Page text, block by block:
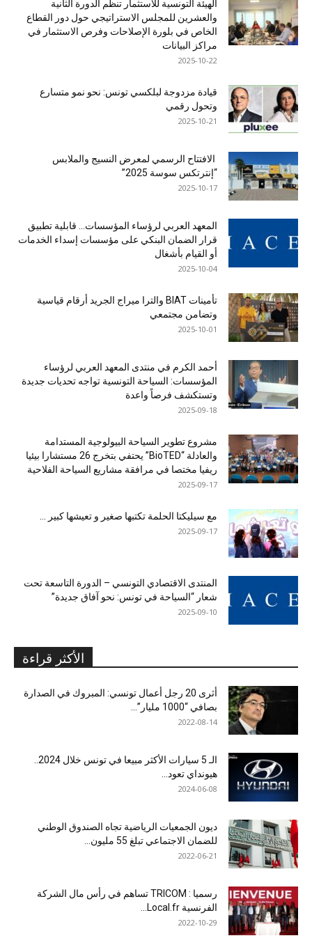
الهيئة التونسية للاستثمار تنظم الدورة الثانية
والعشرين للمجلس الاستراتيجي حول دور القطاع
الخاص في بلورة الإصلاحات وفرص الاستثمار في
مراكز البيانات
2025-10-22
قيادة مزدوجة لبلكسي تونس: نحو نمو متسارع
وتحول رقمي
2025-10-21
الافتتاح الرسمي لمعرض النسيج والملابس
“إنترتكس سوسة 2025”
2025-10-17
المعهد العربي لرؤساء المؤسسات… قابلية تطبيق
قرار الضمان البنكي على مؤسسات إسداء الخدمات
أو القيام بأشغال
2025-10-04
تأمينات BIAT والترا ميراج الجريد أرقام قياسية
وتضامن مجتمعي
2025-10-01
أحمد الكرم في منتدى المعهد العربي لرؤساء
المؤسسات: السياحة التونسية تواجه تحديات جديدة
وتستكشف فرصاً واعدة
2025-09-18
مشروع تطوير السياحة البيولوجية المستدامة
والعادلة “BioTED” يحتفي بتخرج 26 مستشارا بيئيا
ريفيا مختصا في مرافقة مشاريع السياحة الفلاحية
2025-09-17
مع سيليكتا الحلمة تكتبها صغير و تعيشها كبير …
2025-09-17
المنتدى الاقتصادي التونسي – الدورة التاسعة تحت
شعار “السياحة في تونس: نحو آفاق جديدة”
2025-09-10
الأكثر قراءة
أثرى 20 رجل أعمال تونسي: المبروك في الصدارة
بصافي “1000 مليار”...
2022-08-14
هيونداي تعود...
2024-06-08
ديون الجمعيات الرياضية تجاه الصندوق الوطني
للضمان الاجتماعي تبلغ 55 مليون...
2022-06-21
رسميا : TRICOM تساهم في رأس مال الشركة
الفرنسية Local.fr...
2022-10-29